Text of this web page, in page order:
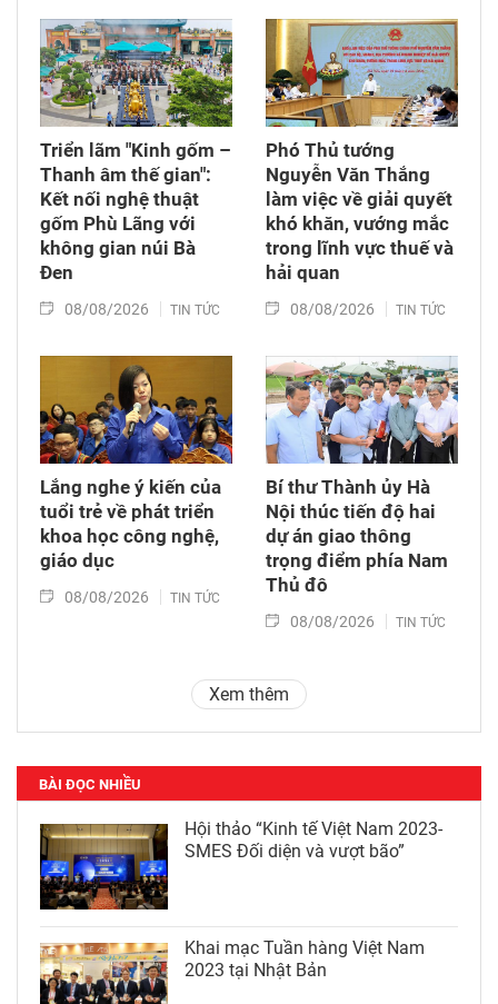
Triển lãm "Kinh gốm –
Thanh âm thế gian":
Kết nối nghệ thuật
gốm Phù Lãng với
không gian núi Bà
Đen
08/08/2026 TIN TỨC
Phó Thủ tướng
Nguyễn Văn Thắng
làm việc về giải quyết
khó khăn, vướng mắc
trong lĩnh vực thuế và
hải quan
08/08/2026 TIN TỨC
Lắng nghe ý kiến của
tuổi trẻ về phát triển
khoa học công nghệ,
giáo dục
08/08/2026 TIN TỨC
Bí thư Thành ủy Hà
Nội thúc tiến độ hai
dự án giao thông
trọng điểm phía Nam
Thủ đô
08/08/2026 TIN TỨC
Xem thêm
BÀI ĐỌC NHIỀU
Hội thảo “Kinh tế Việt Nam 2023-
SMES Đối diện và vượt bão”
Khai mạc Tuần hàng Việt Nam
2023 tại Nhật Bản